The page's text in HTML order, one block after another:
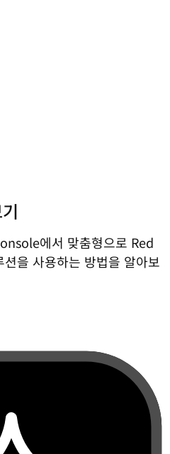
에서 맞춤형으로 Red
을 사용하는 방법을 알아보